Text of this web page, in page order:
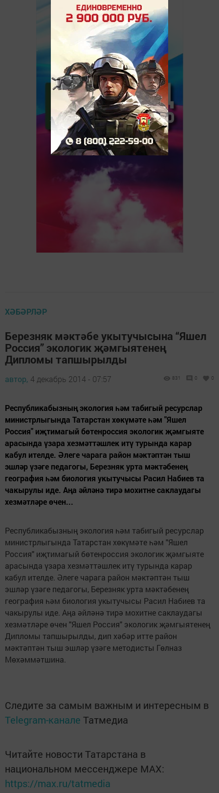
ХӘБӘРЛӘР
Березняк мәктәбе укытучысына “Яшел
Россия” экологик җәмгыятенең
Дипломы тапшырылды
автор, 4 декабрь 2014 - 07:57 831 0 0
Республикабызның экология һәм табигый ресурслар
министрлыгында Татарстан хөкүмәте һәм "Яшел
Россия" иҗтимагый бөтенроссия экологик җәмгыяте
арасында үзара хезмәттәшлек итү турында карар
кабул ителде. Әлеге чарага район мәктәптән тыш
эшләр үзәге педагогы, Березняк урта мәктәбенең
география һәм биология укытучысы Расил Набиев та
чакырулы иде. Аңа әйләнә тирә мохитне саклаудагы
хезмәтләре өчен...
Республикабызның экология һәм табигый ресурслар
министрлыгында Татарстан хөкүмәте һәм "Яшел
Россия" иҗтимагый бөтенроссия экологик җәмгыяте
арасында үзара хезмәттәшлек итү турында карар
кабул ителде. Әлеге чарага район мәктәптән тыш
эшләр үзәге педагогы, Березняк урта мәктәбенең
география һәм биология укытучысы Расил Набиев та
чакырулы иде. Аңа әйләнә тирә мохитне саклаудагы
хезмәтләре өчен "Яшел Россия" экологик җәмгыятенең
Дипломы тапшырылды, дип хәбәр итте район
мәктәптән тыш эшләр үзәге методисты Гөлназ
Мөхәммәтшина.
Следите за самым важным и интересным в
Telegram-канале Татмедиа
Читайте новости Татарстана в
национальном мессенджере MАХ:
https://max.ru/tatmedia